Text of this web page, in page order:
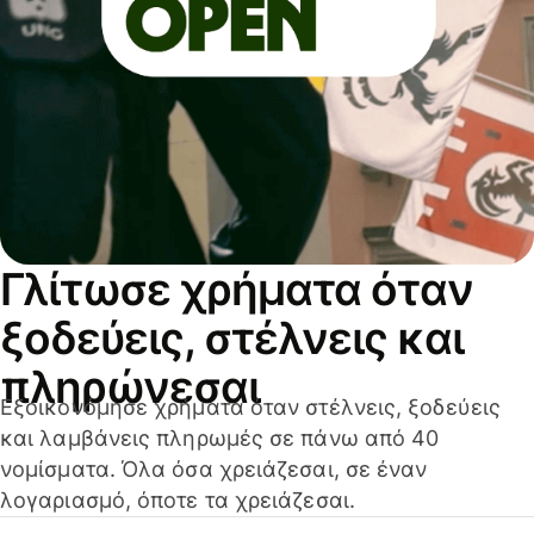
Γλίτωσε χρήματα όταν
ξοδεύεις, στέλνεις και
πληρώνεσαι
Εξοικονόμησε χρήματα όταν στέλνεις, ξοδεύεις
και λαμβάνεις πληρωμές σε πάνω από 40
νομίσματα. Όλα όσα χρειάζεσαι, σε έναν
λογαριασμό, όποτε τα χρειάζεσαι.